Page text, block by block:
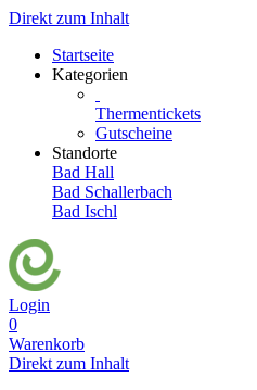
Direkt zum Inhalt
Startseite
Kategorien
Thermentickets
Gutscheine
Standorte
Bad Hall
Bad Schallerbach
Bad Ischl
Login
0
Warenkorb
Direkt zum Inhalt